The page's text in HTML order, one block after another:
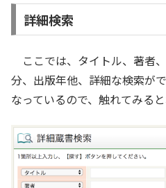
詳細検索
ここでは、タイトル、著者
分、出版年他、詳細な検索が
なっているので、触れてみる